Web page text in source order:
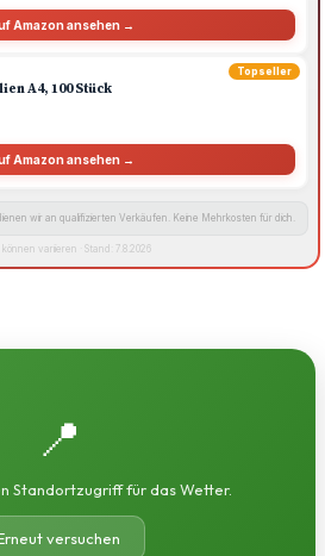
Amazon ansehen →
Topseller
A4, 100 Stück
Amazon ansehen →
wir an qualifizierten Verkäufen. Keine Mehrkosten für dich.
können variieren · Stand: 7.8.2026
📍
Standortzugriff für das Wetter.
versuchen